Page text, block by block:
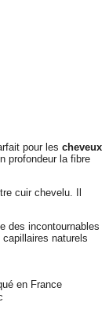
pour les cheveux
profondeur la fibre
cuir chevelu. Il
des incontournables
naturels